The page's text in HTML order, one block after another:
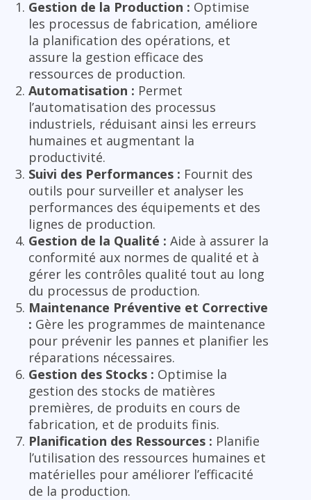
Gestion de la Production : Optimise
les processus de fabrication, améliore
la planification des opérations, et
assure la gestion efficace des
ressources de production.
Automatisation : Permet
l’automatisation des processus
industriels, réduisant ainsi les erreurs
humaines et augmentant la
productivité.
Suivi des Performances : Fournit des
outils pour surveiller et analyser les
performances des équipements et des
lignes de production.
Gestion de la Qualité : Aide à assurer la
conformité aux normes de qualité et à
gérer les contrôles qualité tout au long
du processus de production.
Maintenance Préventive et Corrective
: Gère les programmes de maintenance
pour prévenir les pannes et planifier les
réparations nécessaires.
Gestion des Stocks : Optimise la
gestion des stocks de matières
premières, de produits en cours de
fabrication, et de produits finis.
Planification des Ressources : Planifie
l’utilisation des ressources humaines et
matérielles pour améliorer l’efficacité
de la production.